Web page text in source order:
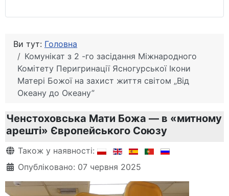
Ви тут: Головна
Комунікат з 2 -го засідання Міжнародного
Комітету Перигринації Ясногурської Ікони
Матері Божої на захист життя світом „Від
Океану до Океану”
Ченстоховська Мати Божа — в «митному
арешті» Європейського Союзу
Деталі
Також у наявності:
Опубліковано: 07 червня 2025